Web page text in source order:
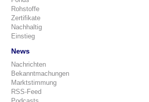
Rohstoffe
Zertifikate
Nachhaltig
Einstieg
News
Nachrichten
Bekanntmachungen
Marktstimmung
RSS-Feed